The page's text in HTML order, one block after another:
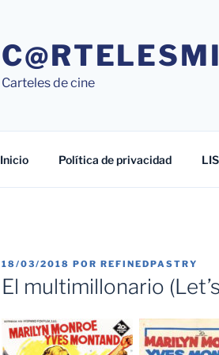
Carteles de cine
Inicio Política de privacidad
PUBLICADO
EL
18/03/2018 POR REFINEDPASTRY
El multimillonario